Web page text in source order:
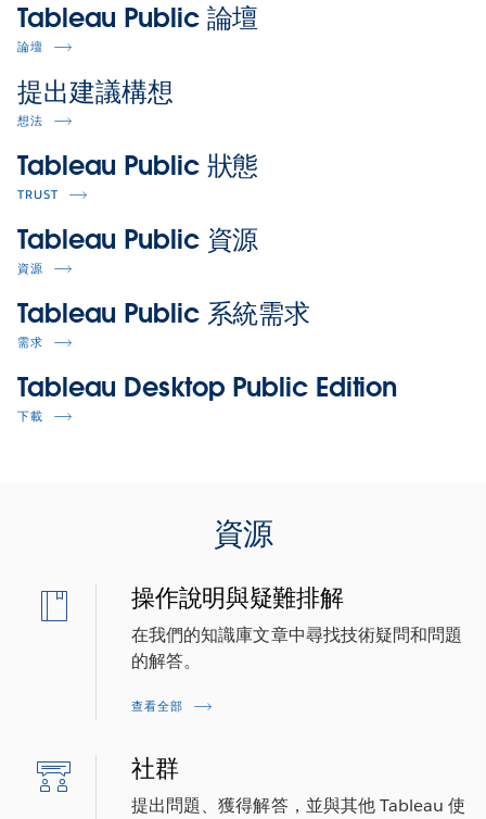
Tableau Public 論壇
論壇
提出建議構想
想法
Tableau Public 狀態
TRUST
Tableau Public 資源
資源
Tableau Public 系統需求
需求
Tableau Desktop Public Edition
下載
資源
操作說明與疑難排解
在我們的知識庫文章中尋找技術疑問和問題
的解答。
查看全部
社群
提出問題、獲得解答，並與其他 Tableau 使